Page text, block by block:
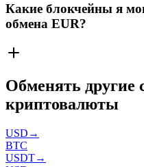
Какие блокчейны я
обмена EUR?
Обменять другие
криптовалюты
USD →
BTC
USDT→